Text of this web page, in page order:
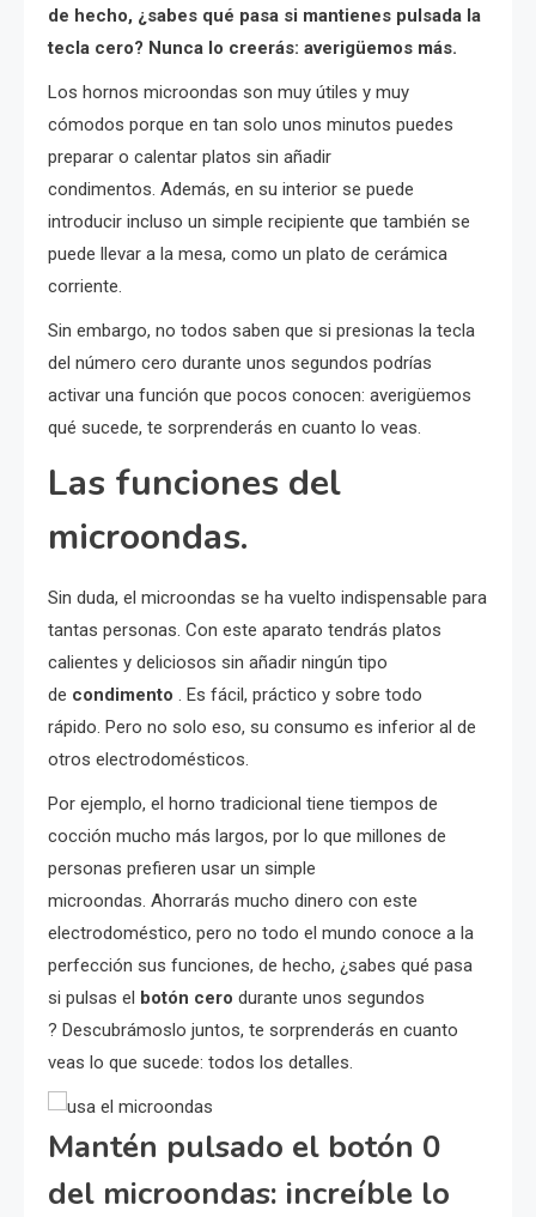
de hecho, ¿sabes qué pasa si mantienes pulsada la
tecla cero? Nunca lo creerás: averigüemos más.
Los hornos microondas son muy útiles y muy
cómodos porque en tan solo unos minutos puedes
preparar o calentar platos sin añadir
condimentos. Además, en su interior se puede
introducir incluso un simple recipiente que también se
puede llevar a la mesa, como un plato de cerámica
corriente.
Sin embargo, no todos saben que si presionas la tecla
del número cero durante unos segundos podrías
activar una función que pocos conocen: averigüemos
qué sucede, te sorprenderás en cuanto lo veas.
Las funciones del
microondas.
Sin duda, el microondas se ha vuelto indispensable para
tantas personas. Con este aparato tendrás platos
calientes y deliciosos sin añadir ningún tipo
de condimento . Es fácil, práctico y sobre todo
rápido. Pero no solo eso, su consumo es inferior al de
otros electrodomésticos.
Por ejemplo, el horno tradicional tiene tiempos de
cocción mucho más largos, por lo que millones de
personas prefieren usar un simple
microondas. Ahorrarás mucho dinero con este
electrodoméstico, pero no todo el mundo conoce a la
perfección sus funciones, de hecho, ¿sabes qué pasa
si pulsas el botón cero durante unos segundos
? Descubrámoslo juntos, te sorprenderás en cuanto
veas lo que sucede: todos los detalles.
Mantén pulsado el botón 0
del microondas: increíble lo